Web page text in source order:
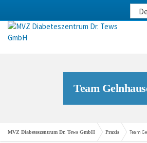
Team
MVZ Diabeteszentrum Dr. Tews GmbH Praxis Team